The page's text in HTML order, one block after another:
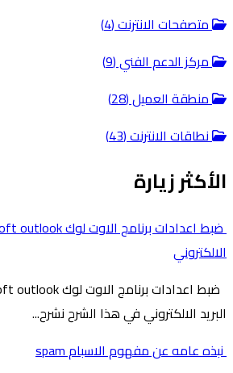
متصفحات الانترنت (4)
مركز الدعم الفني (9)
منطقة العميل (28)
نطاقات الانترنت (43)
الأكثر زيارة
الالكتروني
البريد الالكتروني في هذا الشرح نشرح...
نبذه عامه عن مفهوم الاسبام spam